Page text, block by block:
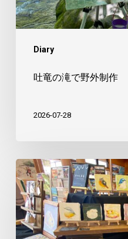
Diary
制
作
吐竜の滝で野外制作
2026-07-28
美
し
森
で